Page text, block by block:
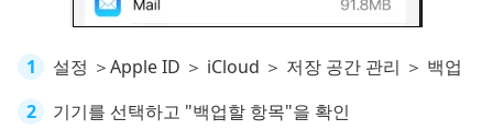
설정 ＞Apple ID ＞ iCloud ＞ 저장 공간 관리 ＞ 백업
기기를 선택하고 "백업할 항목"을 확인